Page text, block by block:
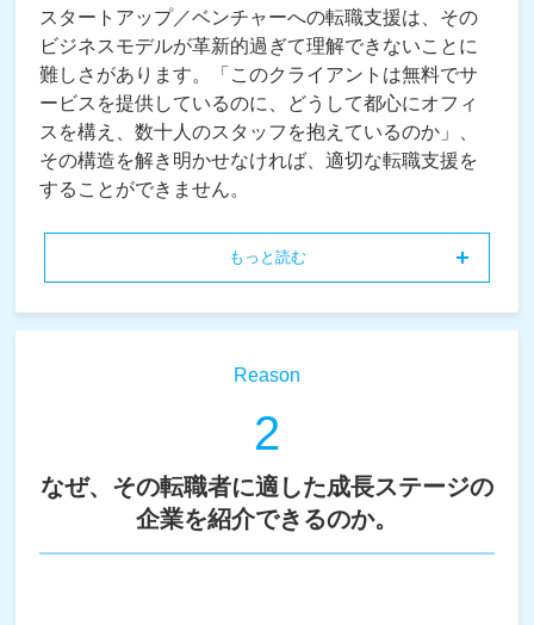
スタートアップ／ベンチャーへの転職支援は、その
ビジネスモデルが革新的過ぎて理解できないことに
難しさがあります。「このクライアントは無料でサ
ービスを提供しているのに、どうして都心にオフィ
スを構え、数十人のスタッフを抱えているのか」、
その構造を解き明かせなければ、適切な転職支援を
することができません。
もっと読む
Reason
2
なぜ、その転職者に適した成長ステージの
企業を紹介できるのか。